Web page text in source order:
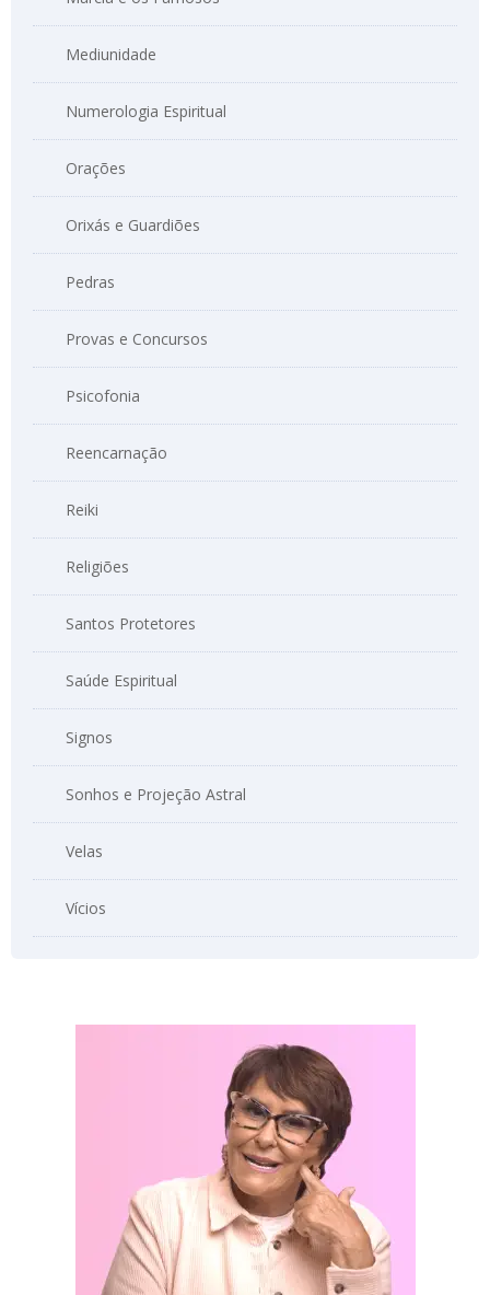
Mediunidade
Numerologia Espiritual
Orações
Orixás e Guardiões
Pedras
Provas e Concursos
Psicofonia
Reencarnação
Reiki
Religiões
Santos Protetores
Saúde Espiritual
Signos
Sonhos e Projeção Astral
Velas
Vícios